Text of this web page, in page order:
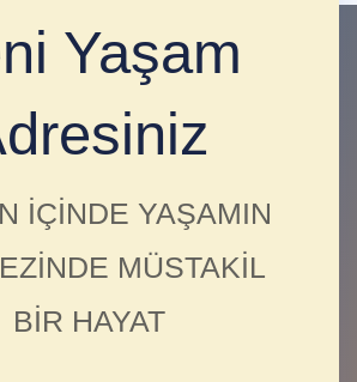
Yaşam
İÇİNDE YAŞAMIN
MÜSTAKİL
BİR HAYAT